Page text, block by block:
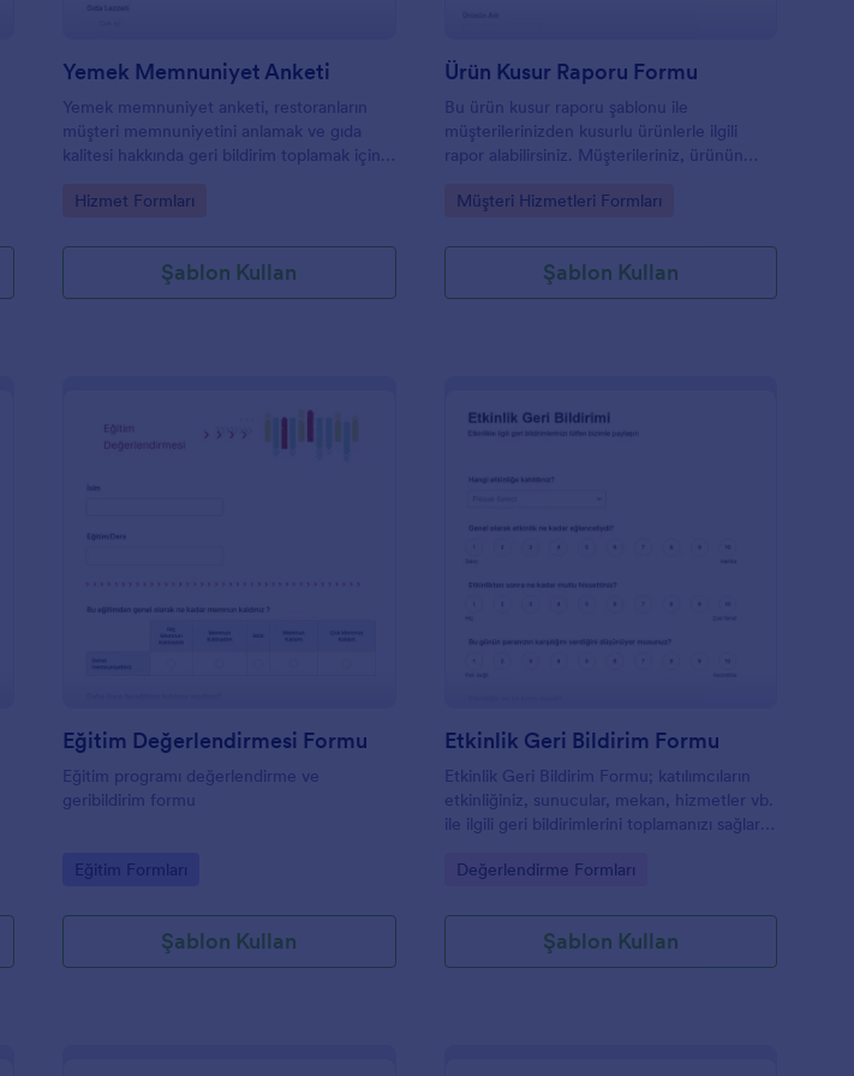
Yemek Memnuniyet Anketi
Yemek memnuniyet anketi, restoranların
müşteri memnuniyetini anlamak ve gıda
kalitesi hakkında geri bildirim toplamak için
Go to Category:
Hizmet Formları
Şablon Kullan
Ürün Kusur Raporu Formu
Bu ürün kusur raporu şablonu ile
müşterilerinizden kusurlu ürünlerle ilgili
rapor alabilirsiniz. Müşterileriniz, ürünün
fotoğraflarını bu forma yükleyerek size
yazabilir. Bu ürün kusur raporu örneği
kullanıcılardan geri bildirim almak için
kullanışlı olacaktır.
Go to Category:
Müşteri Hizmetleri Formları
Şablon Kullan
Eğitim Değerlendirmesi Formu
Eğitim programı değerlendirme ve
geribildirim formu
Go to Category:
Eğitim Formları
Şablon Kullan
Etkinlik Geri Bildirim Formu
Etkinlik Geri Bildirim Formu; katılımcıların
etkinliğiniz, sunucular, mekan, hizmetler vb.
ile ilgili geri bildirimlerini toplamanızı sağlar.
ve böylece etkinlik hizmetlerinizi geliştirmek
Go to Category:
Değerlendirme Formları
Şablon Kullan